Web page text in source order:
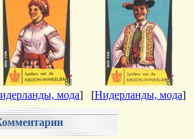
мода] [Нидерланды, мода]